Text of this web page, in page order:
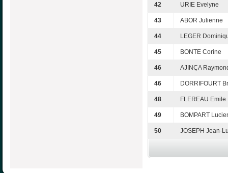
42 URIE Evelyne
43 ABOR Julienne
44 LEGER
45 BONTE Corine
46 AJINÇA
46 DORRIFOURT
48 FLEREAU Emile
49 BOMPART
50 JOSEPH Jean-